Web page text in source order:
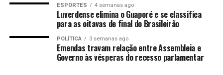
Desafios futuros
O especialista alerta que a saída para os produtores será
difícil, com um “funil” que muitos não conseguirão
atravessar. Entre os fatores que complicam a situação
ESPORTES 4 semanas ago
Luverdense elimina o Guaporé e se classifica
para as oitavas de final do Brasileirão
POLÍTICA 3 semanas ago
Emendas travam relação entre Assembleia e
Governo às vésperas do recesso parlamentar